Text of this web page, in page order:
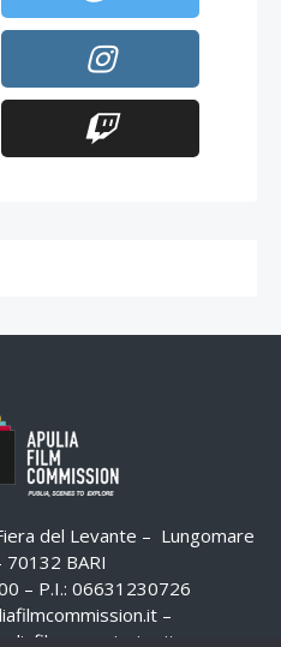
del Levante – Lungomare
70132 BARI
– P.I.: 06631230726
–